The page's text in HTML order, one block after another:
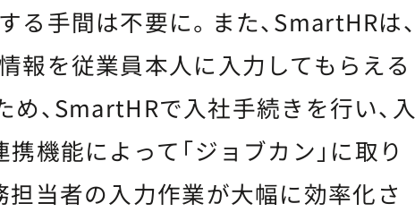
手間は不要に。また、SmartHRは、
報を従業員本人に入力してもらえる
め、SmartHRで入社手続きを行い、入
機能によって「ジョブカン」に取り
担当者の入力作業が大幅に効率化さ